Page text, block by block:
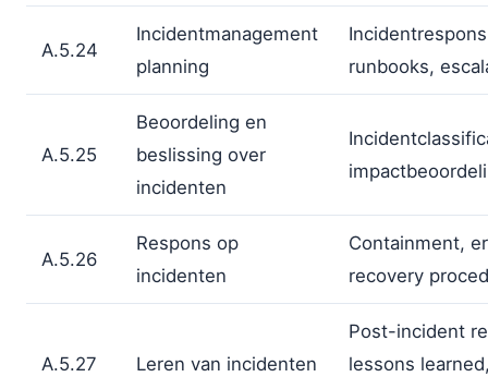
A.5.24
Incidentmanagement
planning
runbooks,
A.5.25
Beoordeling en
beslissing over
incidenten
A.5.26
Respons op
incidenten
Containment,
recovery
A.5.27 Leren van incidenten
Post-incident
lessons